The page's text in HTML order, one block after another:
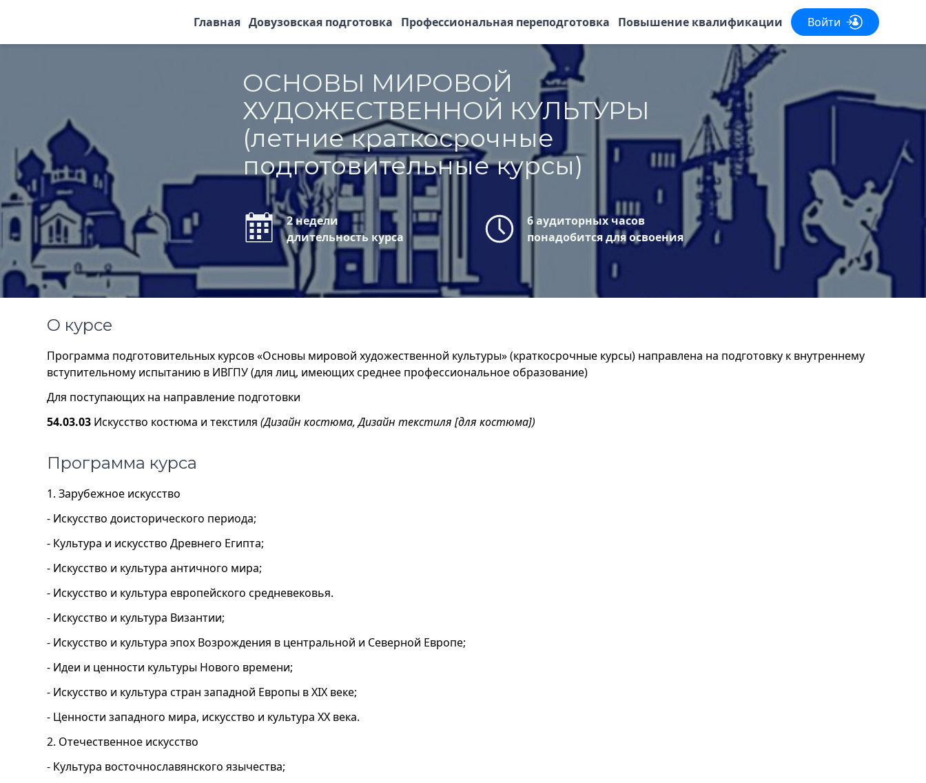
Главная Довузовская подготовка Профессиональная переподготовка Повышение квалификации Войти
ОСНОВЫ МИРОВОЙ
ХУДОЖЕСТВЕННОЙ КУЛЬТУРЫ
(летние краткосрочные
подготовительные курсы)
2 недели
длительность курса
6 аудиторных часов
понадобится для освоения
О курсе
Программа подготовительных курсов «Основы мировой художественной культуры» (краткосрочные курсы) направлена на подготовку к внутреннему
вступительному испытанию в ИВГПУ (для лиц, имеющих среднее профессиональное образование)
Для поступающих на направление подготовки
54.03.03 Искусство костюма и текстиля (Дизайн костюма, Дизайн текстиля [для костюма])
Программа курса
1. Зарубежное искусство
- Искусство доисторического периода;
- Культура и искусство Древнего Египта;
- Искусство и культура античного мира;
- Искусство и культура европейского средневековья.
- Искусство и культура Византии;
- Искусство и культура эпох Возрождения в центральной и Северной Европе;
- Идеи и ценности культуры Нового времени;
- Искусство и культура стран западной Европы в XIX веке;
- Ценности западного мира, искусство и культура XX века.
2. Отечественное искусство
- Культура восточнославянского язычества;